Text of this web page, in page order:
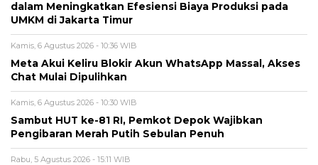
dalam Meningkatkan Efesiensi Biaya Produksi pada
UMKM di Jakarta Timur
Kamis, 6 Agustus 2026 - 10:36 WIB
Meta Akui Keliru Blokir Akun WhatsApp Massal, Akses
Chat Mulai Dipulihkan
Kamis, 6 Agustus 2026 - 10:30 WIB
Sambut HUT ke-81 RI, Pemkot Depok Wajibkan
Pengibaran Merah Putih Sebulan Penuh
Rabu, 5 Agustus 2026 - 15:11 WIB